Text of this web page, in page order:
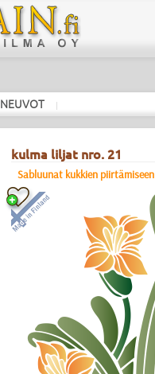
NEUVOT |
kulma liljat nro. 21
Sabluunat kukkien piirtämiseen